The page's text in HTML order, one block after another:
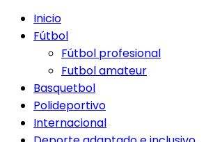
Inicio
Fútbol
Fútbol profesional
Futbol amateur
Basquetbol
Polideportivo
Internacional